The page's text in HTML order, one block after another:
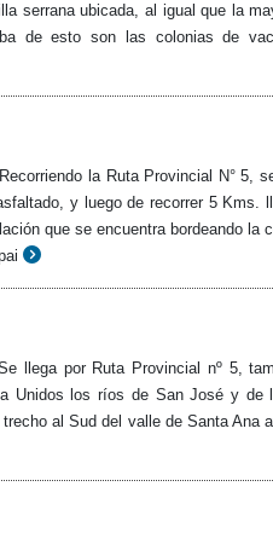
serrana ubicada, al igual que la
de esto son las colonias de
la Ruta Provincial N° 5,
y luego de recorrer 5 Kms.
que se encuentra bordeando la
llega por Ruta Provincial nº 5,
Unidos los ríos de San José y de
al Sud del valle de Santa Ana